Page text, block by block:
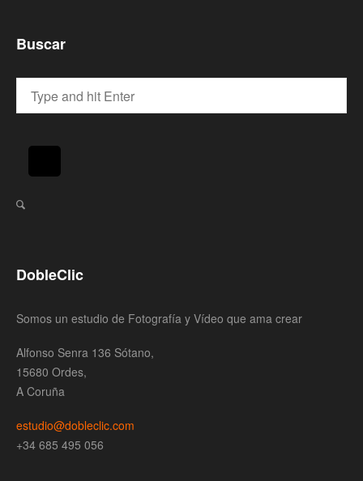
Buscar
DobleClic
Somos un estudio de Fotografía y Vídeo que ama crear
Alfonso Senra 136 Sótano,
15680 Ordes,
A Coruña
estudio@dobleclic.com
+34 685 495 056